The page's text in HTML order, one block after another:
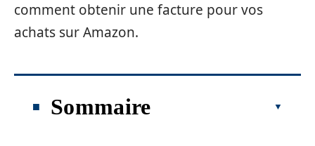
comment obtenir une facture pour vos
achats sur Amazon.
Sommaire